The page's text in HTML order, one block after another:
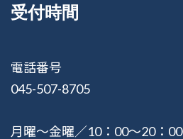
受付時間
電話番号
045-507-8705
月曜〜金曜／10：00〜20：00